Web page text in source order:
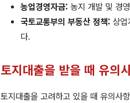
농업경영자금: 농지 개발 및 경
국토교통부의 부동산 정책: 상
다.
토지대출을 받을 때 유의
토지대출을 고려하고 있을 때 유의사